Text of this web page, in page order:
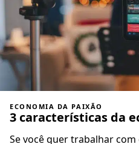
ECONOMIA DA PAIXÃO
3 características da
Se você quer trabalhar